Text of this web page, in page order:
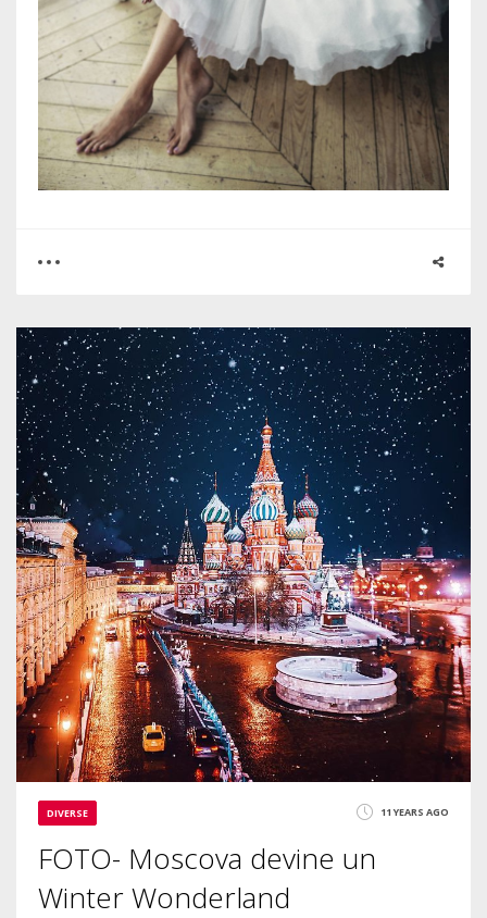
2231
DIVERSE 11 YEARS AGO
FOTO- Moscova devine un
Winter Wonderland